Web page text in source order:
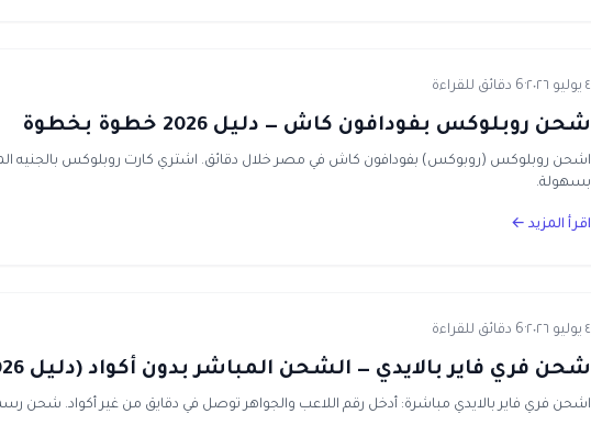
٤ يوليو ٢٠٢٦ ·6 دقائق للقراءة
شحن روبلوكس بفودافون كاش — دليل 2026 خطوة بخطوة
اشحن روبلوكس (روبوكس) بفودافون كاش في مصر خلال دقائق. اشتري كارت روبلوكس بالجنيه
بسهولة.
اقرأ المزيد ←
٤ يوليو ٢٠٢٦ ·6 دقائق للقراءة
شحن فري فاير بالايدي — الشحن المباشر بدون أكواد (دليل 2026)
اشحن فري فاير بالايدي مباشرة: أدخل رقم اللاعب والجواهر توصل في دقايق من غير أكواد.